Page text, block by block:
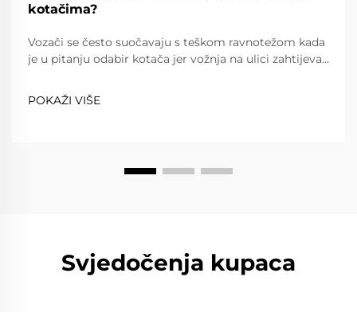
kotačima?
Vozači se često suočavaju s teškom ravnotežom kada
je u pitanju odabir kotača jer vožnja na ulici zahtijeva
propisa, dok vožnja na stazi zahtijeva iznimnu lakost,
snagu i preciznost. Kovanim kotačima...
POKAŽI VIŠE
Svjedočenja kupaca